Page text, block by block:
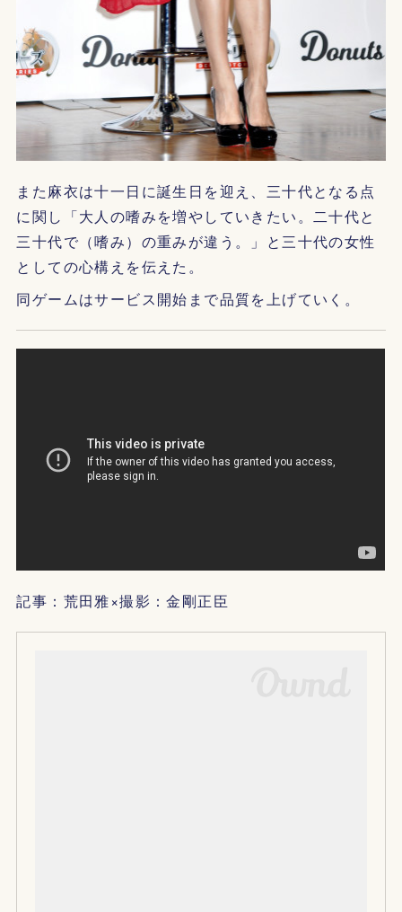
また麻衣は十一日に誕生日を迎え、三十代となる点
に関し「大人の嗜みを増やしていきたい。二十代と
三十代で（嗜み）の重みが違う。」と三十代の女性
としての心構えを伝えた。
同ゲームはサービス開始まで品質を上げていく。
記事：荒田雅×撮影：金剛正臣